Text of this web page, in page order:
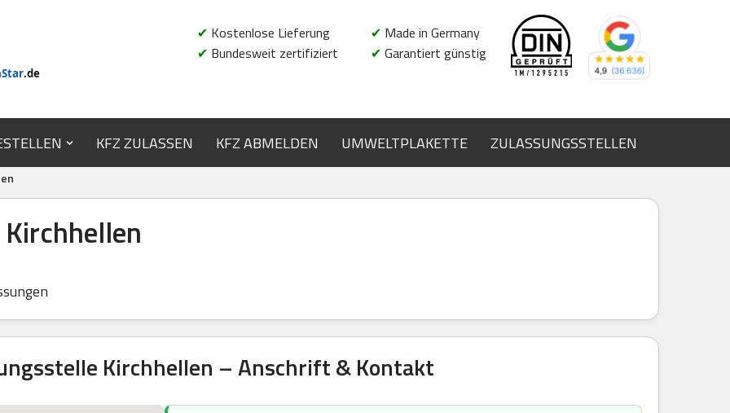
Star.de
✔ Kostenlose Lieferung
✔ Bundesweit zertifiziert
✔ Made in Germany
✔ Garantiert günstig
KFZ ZULASSEN KFZ ABMELDEN UMWELTPLAKETTE ZULASSUNGSSTELLEN
Kirchhellen – Anschrift & Kontakt